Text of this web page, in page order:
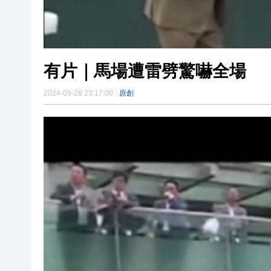
有片｜馬場遭雷劈驚嚇全場
2024-09-28 23:17:00 原創